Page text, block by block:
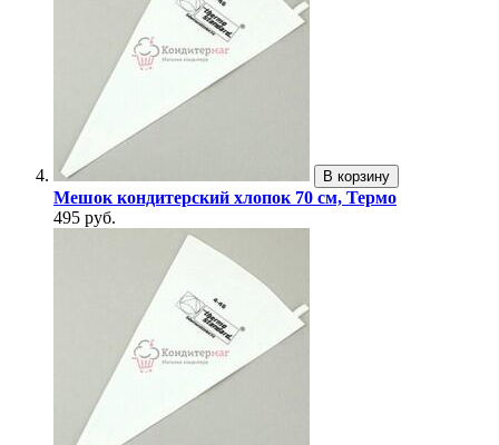
В корзину
Мешок кондитерский хлопок 70 см, Термо
495 руб.